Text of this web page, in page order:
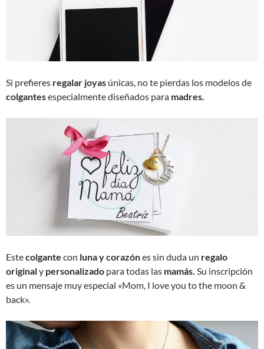
Si prefieres regalar joyas únicas, no te pierdas los modelos de
colgantesespecialmente diseñados para madres.
Estecolgante con luna y corazónes sin duda un regalo
originaly personalizado para todas las mamás. Su inscripción
es un mensaje muy especial «Mom, I love you to the moon &
back».